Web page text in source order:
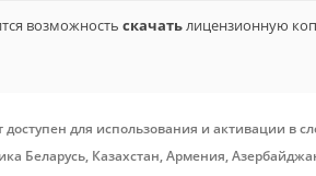
возможность скачатьлицензионную
для использования и активации в
Беларусь, Казахстан, Армения,